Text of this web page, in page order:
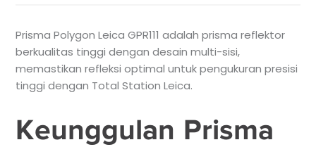
Prisma Polygon Leica GPR111 adalah prisma reflektor
berkualitas tinggi dengan desain multi-sisi,
memastikan refleksi optimal untuk pengukuran presisi
tinggi dengan Total Station Leica.
Keunggulan Prisma